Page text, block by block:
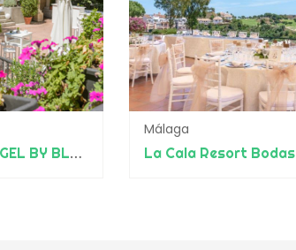
HOTEL MIGUEL ANGEL BY BLUEBAY
Málaga
La Cala Resort Bodas